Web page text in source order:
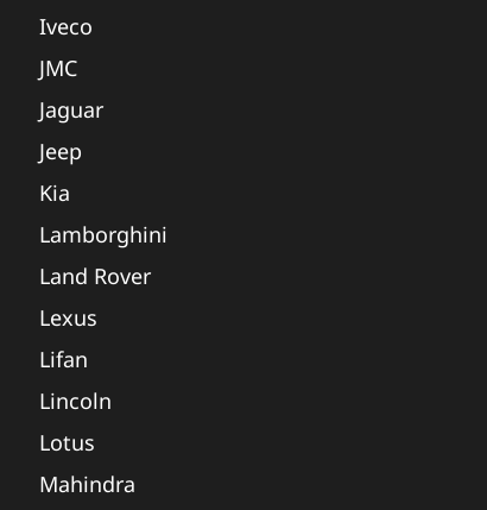
Iveco
JMC
Jaguar
Jeep
Kia
Lamborghini
Land Rover
Lexus
Lifan
Lincoln
Lotus
Mahindra